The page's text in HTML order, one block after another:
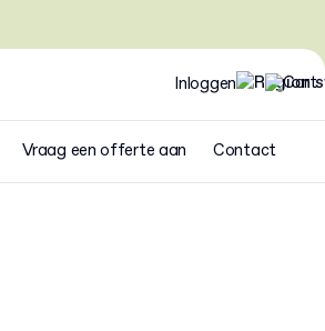
Inloggen
Vraag een offerte aan Contact